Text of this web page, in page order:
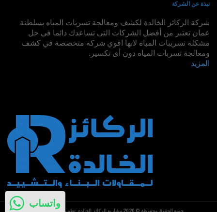
نبذة عن الشركة
شركة الركائز الخالدة لكشف ومعالجة تسربات المياه بسلطنة
عمان تعتبر من أفضل الشركات التي تساعدك دائما في حل
مشكلة تسريبات المياة لانها اقوي شركة متخصصة في كشف
ومعالجة تسربات المياه دون أى تكسير.
المزيد
واتساب